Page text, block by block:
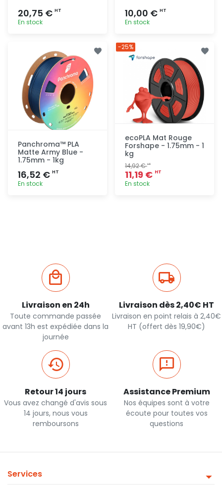
20,75 € HT
En stock
rapide
10,00 € HT
En stock
Panchroma™ PLA
Matte Army Blue -
1.75mm - 1kg
16,52 € HT
En stock
ecoPLA Mat Rouge
Forshape - 1.75mm - 1
kg
14,92 €HT
11,19 € HT
En stock
-25%
Livraison en 24h
Toute commande passée
avant 13h est expédiée dans la
journée
Livraison dès 2,40€ HT
Livraison en point relais à 2,40€
HT (offert dès 19,90€)
Retour 14 jours
Vous avez changé d'avis sous
14 jours, nous vous
remboursons
Assistance Premium
Nos équipes sont à votre
écoute pour toutes vos
questions
Services